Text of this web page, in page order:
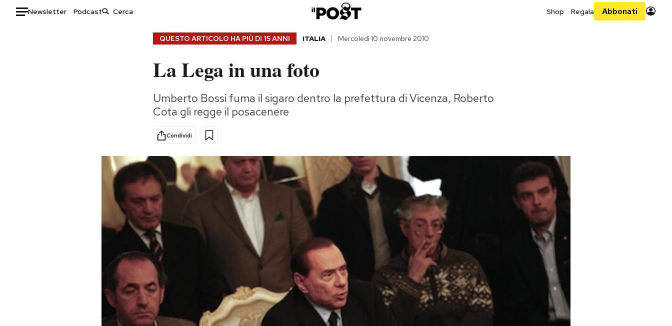
Newsletter Podcast Shop Regala Abbonati
Consumismi
Storie/Idee
Ok Boomer!
Media
Europa
Altrecose
Mondiali calcio 2026
QUESTO ARTICOLO HA PIÙ DI 15 ANNI ITALIA Mercoledì 10 novembre 2010
La Lega in una foto
Umberto Bossi fuma il sigaro dentro la prefettura di Vicenza, Roberto
Cota gli regge il posacenere
Condividi